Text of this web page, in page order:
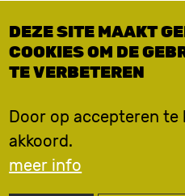
Podcast
Facebook
Instagram
© Dranoeter vzw -
DEZE SITE MAAKT
COOKIES OM DE
TE VERBETEREN
Door op accepteren te
akkoord.
meer info